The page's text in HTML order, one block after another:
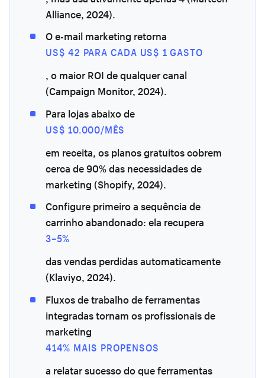
Alliance, 2024).
O e-mail marketing retorna
US$ 42 PARA CADA US$ 1 GASTO
, o maior ROI de qualquer canal
(Campaign Monitor, 2024).
Para lojas abaixo de
US$ 10.000/MÊS
em receita, os planos gratuitos cobrem
cerca de 90% das necessidades de
marketing (Shopify, 2024).
Configure primeiro a sequência de
carrinho abandonado: ela recupera
3–5%
das vendas perdidas automaticamente
(Klaviyo, 2024).
Fluxos de trabalho de ferramentas
integradas tornam os profissionais de
marketing
414% MAIS PROPENSOS
a relatar sucesso do que ferramentas